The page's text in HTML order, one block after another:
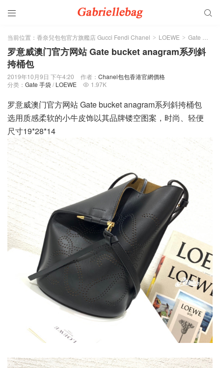
 
当前位置： 香奈兒包包官方旗艦店 Gucci Fendi Chanel > LOEWE > Gate 手袋
罗意威澳门官方网站 Gate bucket anagram系列斜
挎桶包
2019年10月9日 下午4:20 作者： Chanel包包香港官網價格
分类： Gate 手袋/ LOEWE  1.97K
罗意威澳门官方网站 Gate bucket anagram系列斜挎桶包
选用质感柔软的小牛皮饰以其品牌镂空图案，时尚、轻便
尺寸19*28*14